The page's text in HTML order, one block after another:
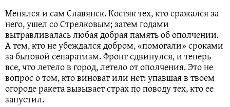
Менялся и сам Славянск. Костяк тех, кто сражался за
него, ушел со Стрелковым; затем годами
вытравливалась любая добрая память об ополчении.
А тем, кто не убеждался добром, «помогали» сроками
за бытовой сепаратизм. Фронт сдвинулся, и теперь
все, что летело в город, летело от ополчения. Это не
вопрос о том, кто виноват или нет: упавшая в твоем
огороде ракета вызывает страх по поводу тех, кто ее
запустил.